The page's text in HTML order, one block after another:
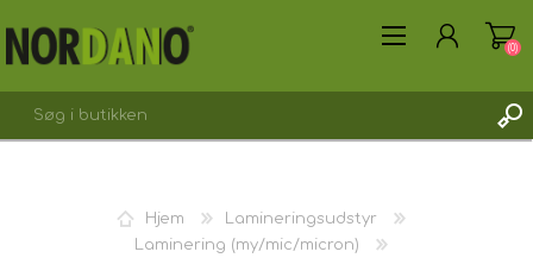
(0)
Hjem
Lamineringsudstyr
Laminering (my/mic/micron)